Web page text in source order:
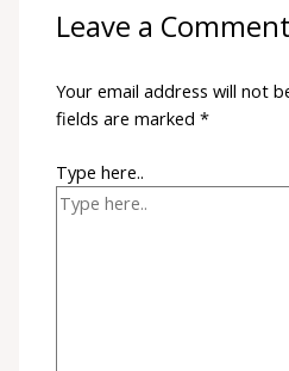
Leave a Comment
Your email address will not
fields are marked*
Type here..